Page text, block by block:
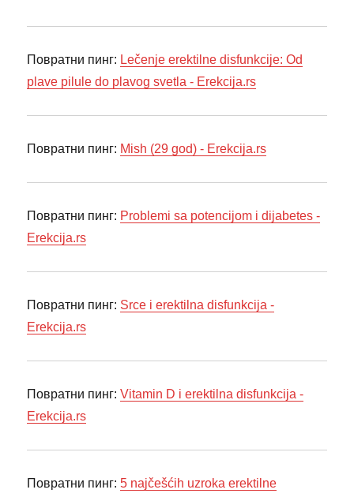
Повратни пинг: Lečenje erektilne disfunkcije: Od
plave pilule do plavog svetla - Erekcija.rs
Повратни пинг: Mish (29 god) - Erekcija.rs
Повратни пинг: Problemi sa potencijom i dijabetes -
Erekcija.rs
Повратни пинг: Srce i erektilna disfunkcija -
Erekcija.rs
Повратни пинг:Vitamin D i erektilna disfunkcija -
Erekcija.rs
Повратни пинг:5 najčešćih uzroka erektilne